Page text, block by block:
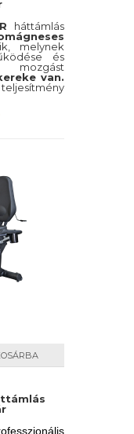
háttámlás
melynek
és
mozgást
van.
teljesítmény
130